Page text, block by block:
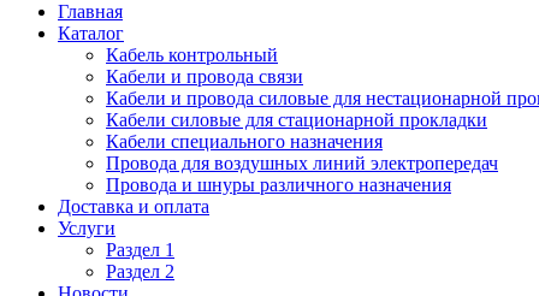
Главная
Каталог
Кабель контрольный
Кабели и провода связи
Кабели и провода силовые для нестационарной
Кабели силовые для стационарной прокладки
Кабели специального назначения
Провода для воздушных линий электропередач
Провода и шнуры различного назначения
Доставка и оплата
Услуги
Раздел 1
Раздел 2